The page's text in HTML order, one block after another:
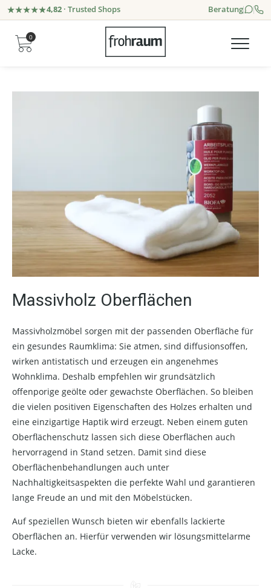
4,82 · Trusted Shops Beratung
0
Massivholz Oberflächen
Massivholzmöbel sorgen mit der passenden Oberfläche für
ein gesundes Raumklima: Sie atmen, sind diffusionsoffen,
wirken antistatisch und erzeugen ein angenehmes
Wohnklima. Deshalb empfehlen wir grundsätzlich
offenporige geölte oder gewachste Oberflächen. So bleiben
die vielen positiven Eigenschaften des Holzes erhalten und
eine einzigartige Haptik wird erzeugt. Neben einem guten
Oberflächenschutz lassen sich diese Oberflächen auch
hervorragend in Stand setzen. Damit sind diese
Oberflächenbehandlungen auch unter
Nachhaltigkeitsaspekten die perfekte Wahl und garantieren
lange Freude an und mit den Möbelstücken.
Auf speziellen Wunsch bieten wir ebenfalls lackierte
Oberflächen an. Hierfür verwenden wir lösungsmittelarme
Lacke.